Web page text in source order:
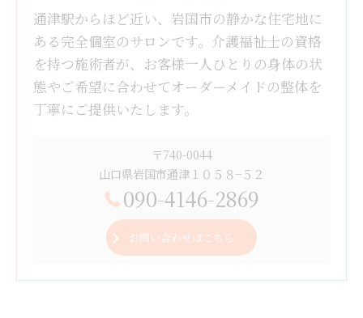
通津駅からほど近い、岩国市の静かな住宅地に
ある完全個室のサロンです。介護福祉士の資格
を持つ施術者が、お客様一人ひとりの身体の状
態やご希望に合わせてオーダーメイドの整体を
丁寧にご提供いたします。
〒740-0044
山口県岩国市通津１０５８−５２
090-4146-2869
お問い合わせはこちら